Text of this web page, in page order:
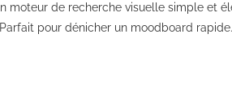
moteur de recherche visuelle simple et
pour dénicher un moodboard rapide.